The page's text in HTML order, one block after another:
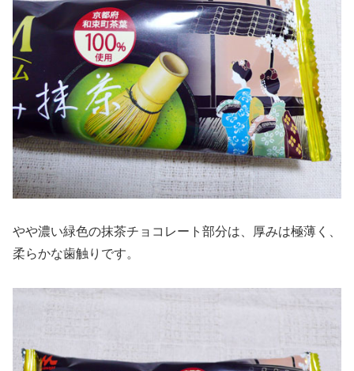
やや濃い緑色の抹茶チョコレート部分は、厚みは極薄く、
柔らかな歯触りです。